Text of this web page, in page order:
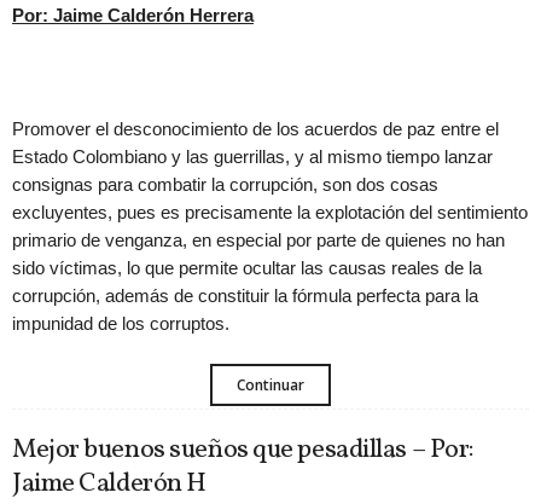
Por: Jaime Calderón Herrera
Promover el desconocimiento de los acuerdos de paz entre el
Estado Colombiano y las guerrillas, y al mismo tiempo lanzar
consignas para combatir la corrupción, son dos cosas
excluyentes, pues es precisamente la explotación del sentimiento
primario de venganza, en especial por parte de quienes no han
sido víctimas, lo que permite ocultar las causas reales de la
corrupción, además de constituir la fórmula perfecta para la
impunidad de los corruptos.
Continuar
Mejor buenos sueños que pesadillas – Por:
Jaime Calderón H